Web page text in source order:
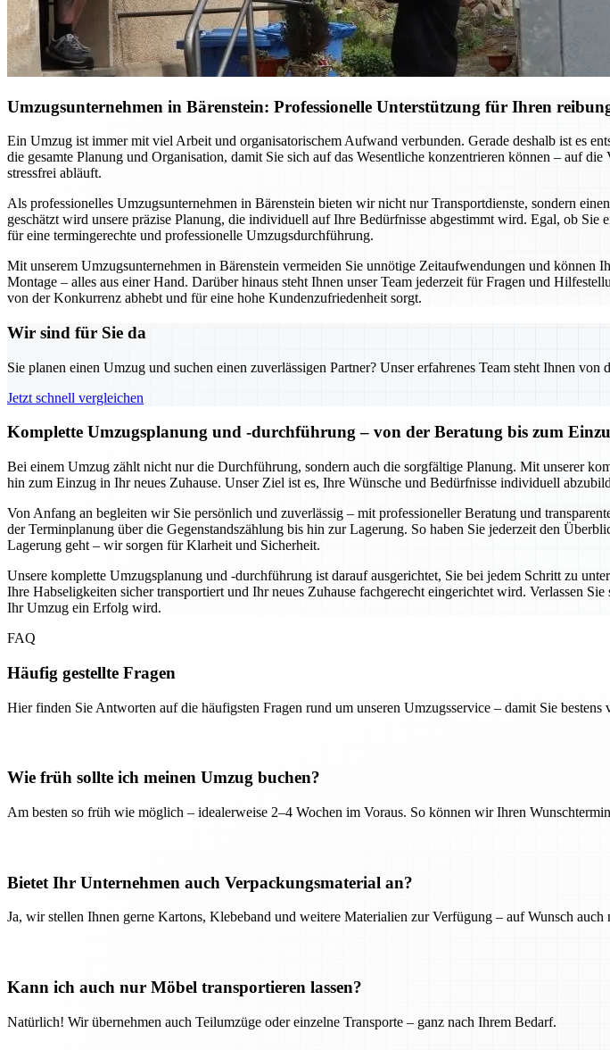
Umzugsunternehmen in Bärenstein: Professionelle Unterstützung für Ihren
Ein Umzug ist immer mit viel Arbeit und organisatorischem Aufwand verbunden. Gerade deshalb ist es
die gesamte Planung und Organisation, damit Sie sich auf das Wesentliche konzentrieren können – auf
stressfrei abläuft.
Als professionelles Umzugsunternehmen in Bärenstein bieten wir nicht nur Transportdienste, sondern
geschätzt wird unsere präzise Planung, die individuell auf Ihre Bedürfnisse abgestimmt wird. Egal, ob
für eine termingerechte und professionelle Umzugsdurchführung.
Mit unserem Umzugsunternehmen in Bärenstein vermeiden Sie unnötige Zeitaufwendungen und
Montage – alles aus einer Hand. Darüber hinaus steht Ihnen unser Team jederzeit für Fragen und
von der Konkurrenz abhebt und für eine hohe Kundenzufriedenheit sorgt.
Wir sind für Sie da
Sie planen einen Umzug und suchen einen zuverlässigen Partner? Unser erfahrenes Team steht Ihnen
Jetzt schnell vergleichen
Komplette Umzugsplanung und -durchführung – von der Beratung bis zum
Bei einem Umzug zählt nicht nur die Durchführung, sondern auch die sorgfältige Planung. Mit unserer
hin zum Einzug in Ihr neues Zuhause. Unser Ziel ist es, Ihre Wünsche und Bedürfnisse individuell
Von Anfang an begleiten wir Sie persönlich und zuverlässig – mit professioneller Beratung und
der Terminplanung über die Gegenstandszählung bis hin zur Lagerung. So haben Sie jederzeit den
Lagerung geht – wir sorgen für Klarheit und Sicherheit.
Unsere komplette Umzugsplanung und -durchführung ist darauf ausgerichtet, Sie bei jedem Schritt zu
Ihre Habseligkeiten sicher transportiert und Ihr neues Zuhause fachgerecht eingerichtet wird. Verlassen
Ihr Umzug ein Erfolg wird.
FAQ
Häufig gestellte Fragen
Hier finden Sie Antworten auf die häufigsten Fragen rund um unseren Umzugsservice – damit Sie bestens
Wie früh sollte ich meinen Umzug buchen?
Am besten so früh wie möglich – idealerweise 2–4 Wochen im Voraus. So können wir Ihren
Bietet Ihr Unternehmen auch Verpackungsmaterial an?
Ja, wir stellen Ihnen gerne Kartons, Klebeband und weitere Materialien zur Verfügung – auf Wunsch auch
Kann ich auch nur Möbel transportieren lassen?
Natürlich! Wir übernehmen auch Teilumzüge oder einzelne Transporte – ganz nach Ihrem Bedarf.